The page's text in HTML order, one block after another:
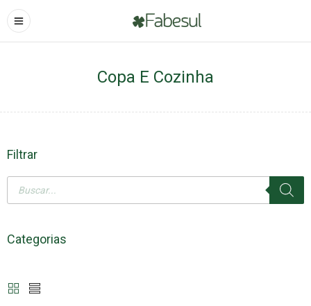
Copa E Cozinha
Filtrar
Categorias